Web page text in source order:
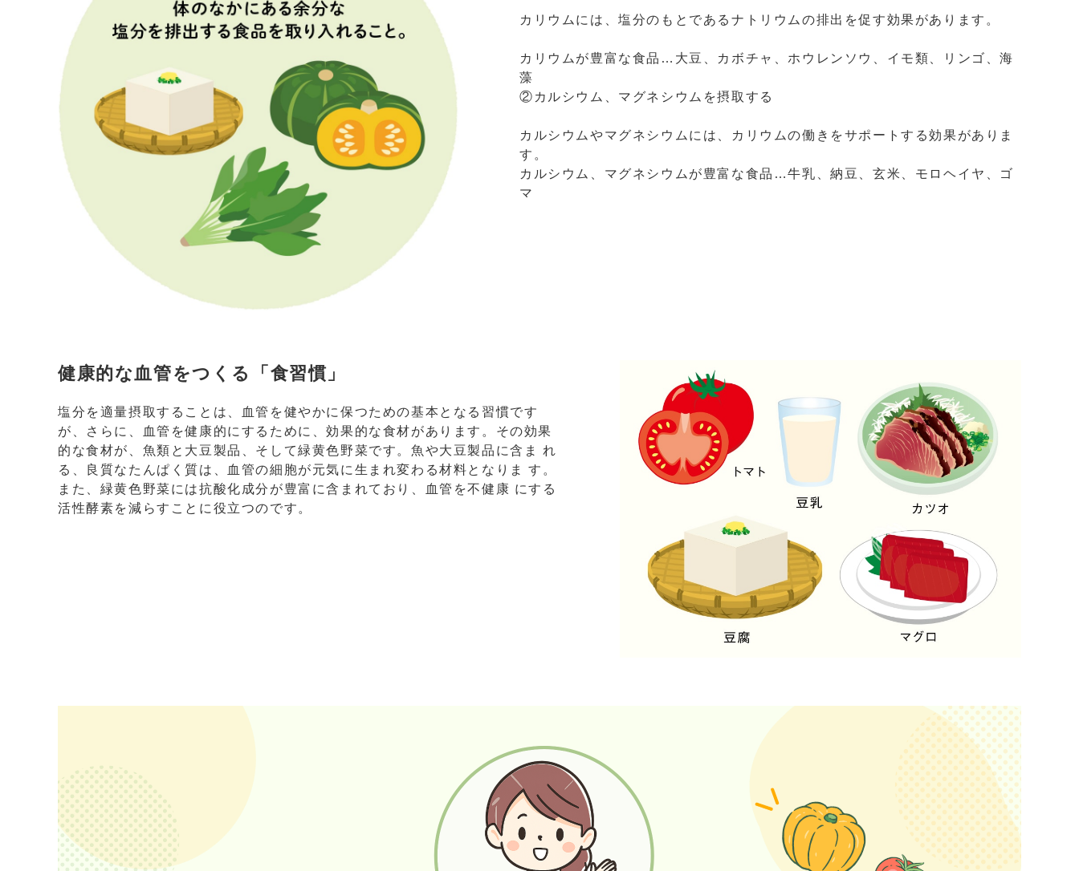
カリウムには、塩分のもとであるナトリウムの排出を促す効果があります。
カリウムが豊富な食品…大豆、カボチャ、ホウレンソウ、イモ類、リンゴ、海
藻
②カルシウム、マグネシウムを摂取する
カルシウムやマグネシウムには、カリウムの働きをサポートする効果がありま
す。
カルシウム、マグネシウムが豊富な食品…牛乳、納豆、玄米、モロヘイヤ、ゴ
マ
健康的な血管をつくる「食習慣」
塩分を適量摂取することは、血管を健やかに保つための基本となる習慣です
が、さらに、血管を健康的にするために、効果的な食材があります。その効果
的な食材が、魚類と大豆製品、そして緑黄色野菜です。魚や大豆製品に含ま れ
る、良質なたんぱく質は、血管の細胞が元気に生まれ変わる材料となりま す。
また、緑黄色野菜には抗酸化成分が豊富に含まれており、血管を不健康 にする
活性酵素を減らすことに役立つのです。